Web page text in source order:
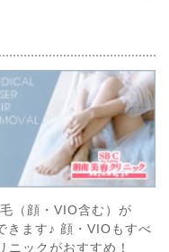
（顔・VIO含む）が
きます♪ 顔・VIOもすべ
ニックがおすすめ！